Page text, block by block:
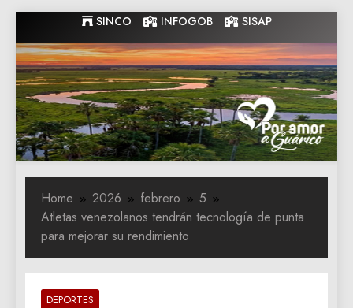
to
content
SINCO INFOGOB SISAP
Gobernacion
de Guarico
Gobernacion de Guarico
Home 2026 febrero
5
Atletas venezolanos tendrán tecnología de punta
para mejorar su rendimiento
DEPORTES